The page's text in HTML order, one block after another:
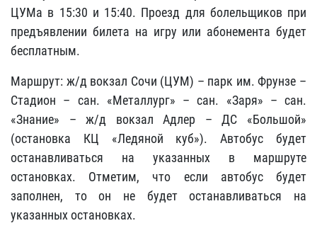
ЦУМа в 15:30 и 15:40. Проезд для болельщиков при
предъявлении билета на игру или абонемента будет
бесплатным.
Маршрут: ж/д вокзал Сочи (ЦУМ) – парк им. Фрунзе –
Стадион – сан. «Металлург» – сан. «Заря» – сан.
«Знание» – ж/д вокзал Адлер – ДС «Большой»
(остановка КЦ «Ледяной куб»). Автобус будет
останавливаться на указанных в маршруте
остановках. Отметим, что если автобус будет
заполнен, то он не будет останавливаться на
указанных остановках.